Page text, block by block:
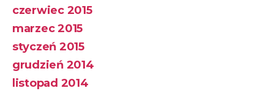
czerwiec 2015
marzec 2015
styczeń 2015
grudzień 2014
listopad 2014